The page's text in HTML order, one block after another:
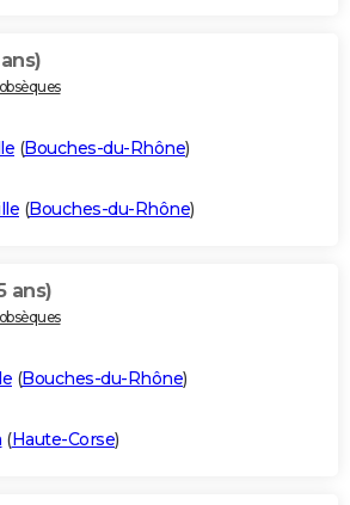
(Bouches-du-Rhône)
(Bouches-du-Rhône)
ans)
(Bouches-du-Rhône)
(Haute-Corse)